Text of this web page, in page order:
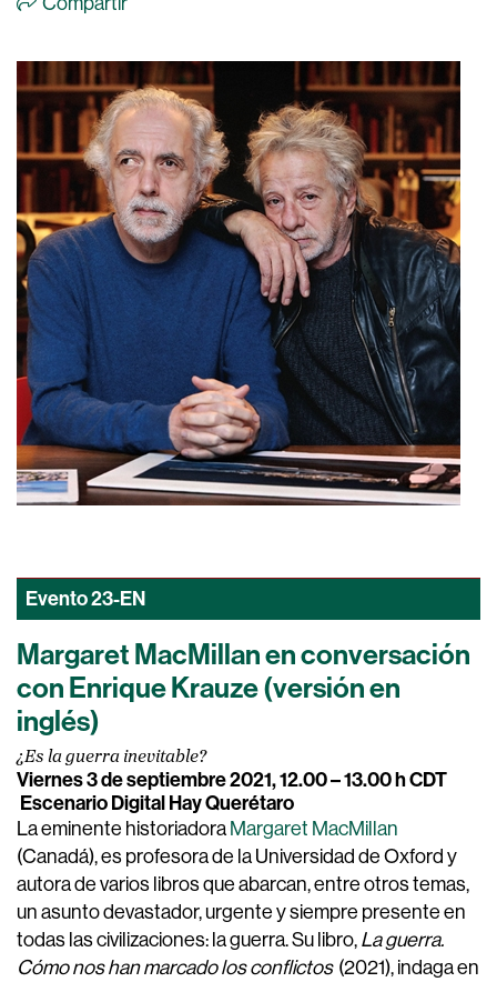
Evento23-EN
Margaret MacMillan en conversación
con Enrique Krauze (versión en
inglés)
¿Es la guerra inevitable?
Viernes 3 de septiembre 2021, 12.00 – 13.00 h CDT
Escenario Digital Hay Querétaro
La eminente historiadora Margaret MacMillan
(Canadá), es profesora de la Universidad de Oxford y
autora de varios libros que abarcan, entre otros temas,
un asunto devastador, urgente y siempre presente en
todas las civilizaciones: la guerra. Su libro, La guerra.
Cómo nos han marcado los conflictos (2021), indaga en